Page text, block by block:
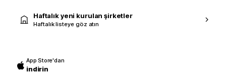
Haftalık yeni kurulan şirketler
Haftalık listeye göz atın
App Store'dan
indirin